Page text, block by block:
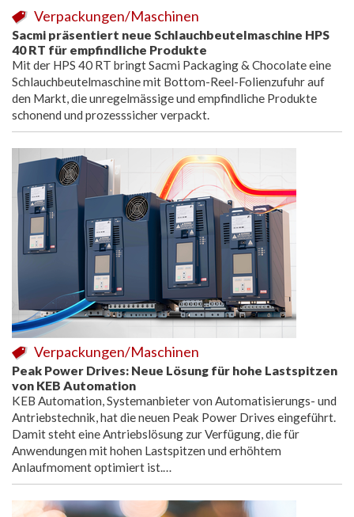
Sacmi präsentiert neue Schlauchbeutelmaschine HPS
40 RT für empfindliche Produkte
Verpackungen/Maschinen
Mit der HPS 40 RT bringt Sacmi Packaging & Chocolate eine
Schlauchbeutelmaschine mit Bottom-Reel-Folienzufuhr auf
den Markt, die unregelmässige und empfindliche Produkte
schonend und prozesssicher verpackt.
Peak Power Drives: Neue Lösung für hohe Lastspitzen
von KEB Automation
Verpackungen/Maschinen
KEB Automation, Systemanbieter von Automatisierungs- und
Antriebstechnik, hat die neuen Peak Power Drives eingeführt.
Damit steht eine Antriebslösung zur Verfügung, die für
Anwendungen mit hohen Lastspitzen und erhöhtem
Anlaufmoment optimiert ist.…